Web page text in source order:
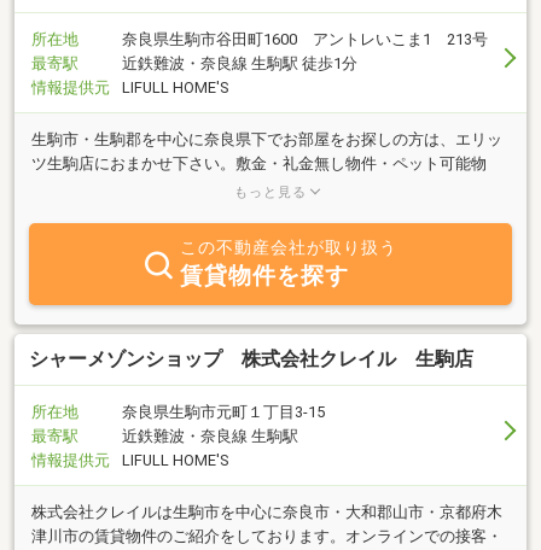
まいります。
所在地
奈良県生駒市谷田町1600 アントレいこま1 213号
最寄駅
近鉄難波・奈良線 生駒駅 徒歩1分
情報提供元
LIFULL HOME'S
生駒市・生駒郡を中心に奈良県下でお部屋をお探しの方は、エリッ
ツ生駒店におまかせ下さい。敷金・礼金無し物件・ペット可能物
件・貸家・UR住宅など、お客様のライフスタイルに合わせた物件を
もっと見る
この不動産会社が取り扱う
賃貸物件を探す
シャーメゾンショップ 株式会社クレイル 生駒店
所在地
奈良県生駒市元町１丁目3-15
最寄駅
近鉄難波・奈良線 生駒駅
情報提供元
LIFULL HOME'S
株式会社クレイルは生駒市を中心に奈良市・大和郡山市・京都府木
津川市の賃貸物件のご紹介をしております。オンラインでの接客・